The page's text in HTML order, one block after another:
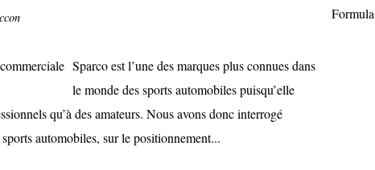
Sparco est l’une des marques plus connues dans
le monde des sports automobiles puisqu’elle
qu’à des amateurs. Nous avons donc interrogé
automobiles, sur le positionnement...